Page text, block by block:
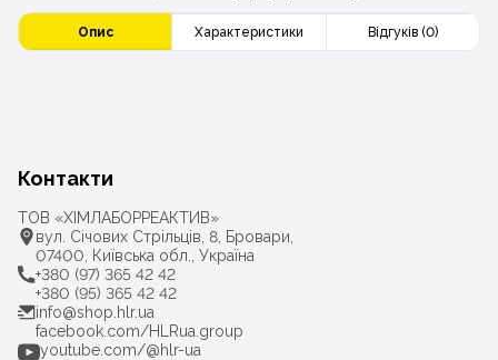
Опис Характеристики Відгуків (0)
Контакти
ТОВ «ХІМЛАБОРРЕАКТИВ»
вул. Січових Стрільців, 8, Бровари,
07400, Київська обл., Україна
+380 (97) 365 42 42
+380 (95) 365 42 42
info@shop.hlr.ua
facebook.com/HLRua.group
youtube.com/@hlr-ua